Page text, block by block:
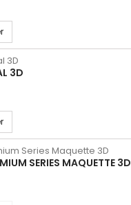
3D
SERIES MAQUETTE 3D